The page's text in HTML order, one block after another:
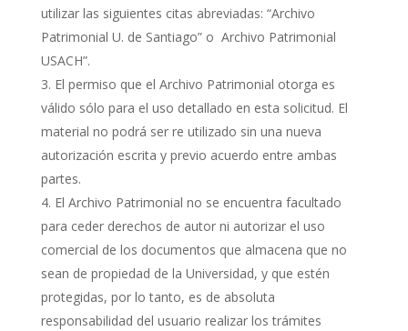
utilizar las siguientes citas abreviadas: “Archivo
Patrimonial U. de Santiago” o Archivo Patrimonial
USACH”.
El permiso que el Archivo Patrimonial otorga es
válido sólo para el uso detallado en esta solicitud. El
material no podrá ser re utilizado sin una nueva
autorización escrita y previo acuerdo entre ambas
partes.
El Archivo Patrimonial no se encuentra facultado
para ceder derechos de autor ni autorizar el uso
comercial de los documentos que almacena que no
sean de propiedad de la Universidad, y que estén
protegidas, por lo tanto, es de absoluta
responsabilidad del usuario realizar los trámites